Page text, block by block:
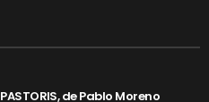
de Pablo Moreno